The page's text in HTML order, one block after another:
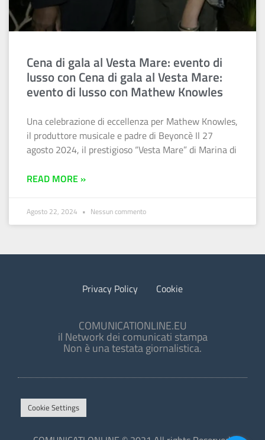
Cena di gala al Vesta Mare: evento di
lusso con Cena di gala al Vesta Mare:
evento di lusso con Mathew Knowles
Una celebrazione di eccellenza per Mathew Knowles,
il produttore musicale e padre di Beyoncè Il 27
agosto 2024, il prestigioso “Vesta Mare” di Marina di
READ MORE »
Agosto 22, 2024 Nessun commento
Privacy Policy Cookie
COMUNICATIONLINE.EU
il Network dei comunicati stampa
Non è una testata giornalistica.
Cookie Settings